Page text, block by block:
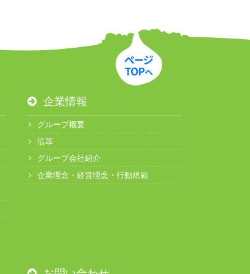
企業情報
グループ概要
沿革
グループ会社紹介
企業理念・経営理念・行動規範